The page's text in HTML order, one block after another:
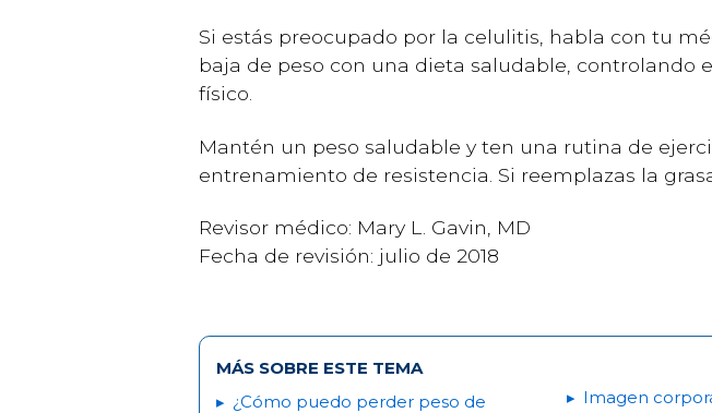
Si estás preocupado por la celulitis, habla con tu
baja de peso con una dieta saludable, controlando
físico.
Mantén un peso saludable y ten una rutina de
entrenamiento de resistencia. Si reemplazas la
Revisor médico: Mary L. Gavin, MD
Fecha de revisión: julio de 2018
MÁS SOBRE ESTE TEMA
¿Cómo puedo perder peso de
Imagen